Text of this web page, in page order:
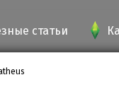
статьи